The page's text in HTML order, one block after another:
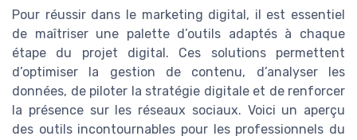
Pour réussir dans le marketing digital, il est essentiel
de maîtriser une palette d’outils adaptés à chaque
étape du projet digital. Ces solutions permettent
d’optimiser la gestion de contenu, d’analyser les
données, de piloter la stratégie digitale et de renforcer
la présence sur les réseaux sociaux. Voici un aperçu
des outils incontournables pour les professionnels du